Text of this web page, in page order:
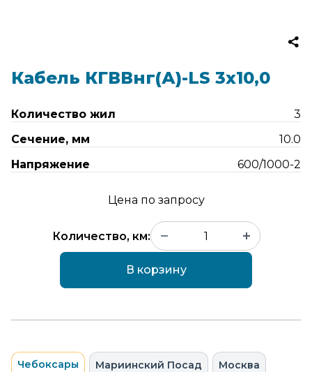
Кабель КГВВнг(А)-LS 3х10,0
Количество жил
3
Сечение, мм
10.0
Напряжение
600/1000-2
Цена по запросу
Количество, км:
В корзину
Чебоксары Мариинский Посад Москва